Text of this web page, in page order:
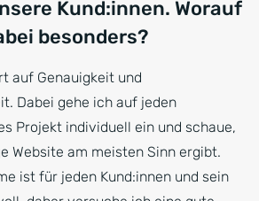
Kund:innen. Worauf
besonders?
auf Genauigkeit und
Dabei gehe ich auf jeden
Projekt individuell ein und schaue,
Website am meisten Sinn ergibt.
ist für jeden Kund:innen und sein